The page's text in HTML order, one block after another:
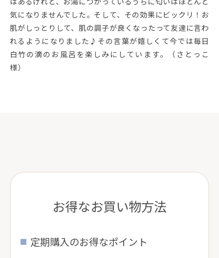
気になりませんでした。そして、その効果にビックリ！お
肌がしっとりして、肌の調子が良くなったって友達に言わ
れるようになりました♪その言葉が嬉しくて今では毎日
白竹の滴のお風呂を楽しみにしています。（さとっこ
様）
お得なお買い物方法
定期購入のお得なポイント